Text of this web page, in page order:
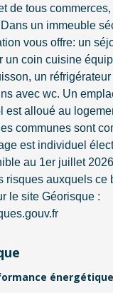
de tous
un immeuble
vous offre: un
un coin cuisine
un
avec wc. Un
est alloué au
communes sont
est individuel
au 1er juillet
risques auxquels ce
le site Géorisque :
énergétique